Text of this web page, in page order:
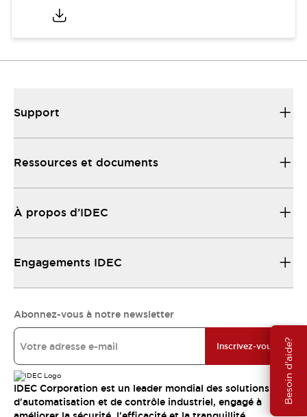
Besoin d'aide?
Support
Ressources et documents
À propos d’IDEC
Engagements IDEC
Abonnez-vous à notre newsletter
Inscrivez-vous
IDEC Corporation est un leader mondial des solutions
d'automatisation et de contrôle industriel, engagé à